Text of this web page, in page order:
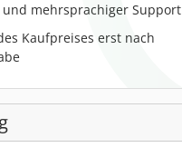
und mehrsprachiger Support
Kaufpreises erst nach